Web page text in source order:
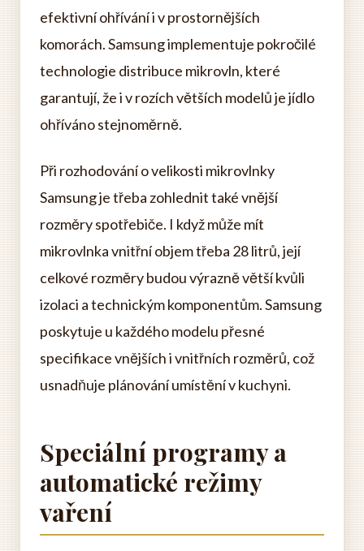
efektivní ohřívání i v prostornějších
komorách. Samsung implementuje pokročilé
technologie distribuce mikrovln, které
garantují, že i v rozích větších modelů je jídlo
ohříváno stejnoměrně.
Při rozhodování o velikosti mikrovlnky
Samsung je třeba zohlednit také vnější
rozměry spotřebiče. I když může mít
mikrovlnka vnitřní objem třeba 28 litrů, její
celkové rozměry budou výrazně větší kvůli
izolaci a technickým komponentům. Samsung
poskytuje u každého modelu přesné
specifikace vnějších i vnitřních rozměrů, což
usnadňuje plánování umístění v kuchyni.
Speciální programy a
automatické režimy
vaření